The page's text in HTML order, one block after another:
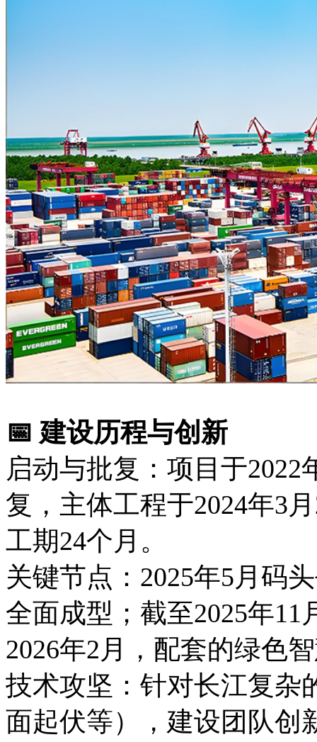
📅 建设历程与创新
启动与批复：项目于
复，主体工程于2024年3
工期24个月。
关键节点：2025年5月码
全面成型；截至2025年
2026年2月，配套的绿色
技术攻坚：针对长江复杂
面起伏等），建设团队创